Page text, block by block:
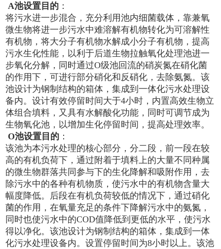
A池设置目的 ：
将污水进一步混合，充分利用池内细菌载体，靠兼氧
微生物将进一步污水中难溶解有机物转化为可溶解性
有机物，将大分子有机物水解成小分子有机物，提高
污水生化性能，以利于后道生物拉触氧化处理池进一
步氧化分解，同时通过O级池回流的硝炭氮在硝化菌
的作用下，可进行部分硝化和反硝化，去除氨氮。该
池设计为钢制结构的箱体，集成到一体化污水处理设
备内。设计有效停留时间大于4小时，内置高效生物立
体组合填料，又具有水解酸化功能，同时可调节成为
生物氧化池，以增加生化停留时间，提高处理效率。
O池设置目的 ：
该池为本污水处理的核心部分，分二段，前一段在较
高的有机负荷下，通过附着于填料上的大量不同种属
的微生物群落共同参与下的生化降解和吸附作用，去
除污水中的各种有机物质，使污水中的有机物含量大
幅度降低。后段在有机负荷较低的情况下，通过硝化
菌的作用，在氧量充足的条件下降解污水中的氨氮，
同时也使污水中的COD值降低到更低的水平，使污水
得以净化。该池设计为钢制结构的箱体，集成到一体
化污水处理设备内。设置停留时间为8小时以上。该池